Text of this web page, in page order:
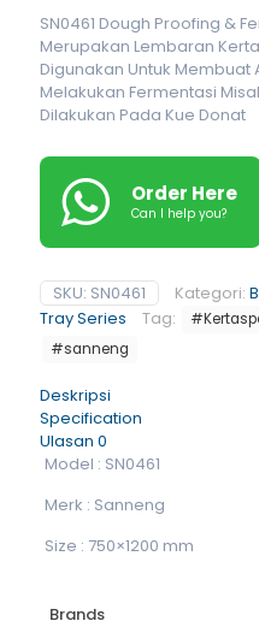
SN0461 Dough Proofing &
Merupakan Lembaran
Digunakan Untuk
Melakukan Fermentasi
Dilakukan Pada Kue Donat
Order Here
Can I help you?
SKU: SN0461 Kategori:
Tray Series
Tag:
#sanneng
Deskripsi
Specification
Ulasan 0
Model : SN0461
Merk : Sanneng
Size : 750×1200 mm
Brands